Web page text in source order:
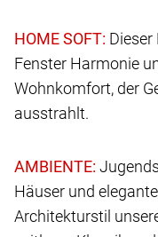
Fenster Harmonie
Wohnkomfort, der
ausstrahlt.
Häuser und
Architekturstil